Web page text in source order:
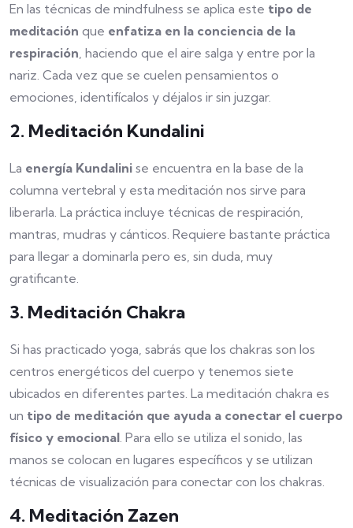
En las técnicas de mindfulness se aplica este tipo de
meditación que enfatiza en la conciencia de la
respiración, haciendo que el aire salga y entre por la
nariz. Cada vez que se cuelen pensamientos o
emociones, identifícalos y déjalos ir sin juzgar.
2. Meditación Kundalini
La energía Kundalini se encuentra en la base de la
columna vertebral y esta meditación nos sirve para
liberarla. La práctica incluye técnicas de respiración,
mantras, mudras y cánticos. Requiere bastante práctica
para llegar a dominarla pero es, sin duda, muy
gratificante.
3. Meditación Chakra
Si has practicado yoga, sabrás que los chakras son los
centros energéticos del cuerpo y tenemos siete
ubicados en diferentes partes. La meditación chakra es
un tipo de meditación que ayuda a conectar el cuerpo
físico y emocional. Para ello se utiliza el sonido, las
manos se colocan en lugares específicos y se utilizan
técnicas de visualización para conectar con los chakras.
4. Meditación Zazen